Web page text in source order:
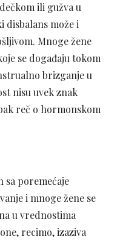
ili gužva u
disbalans može i
Mnoge žene
se događaju tokom
brizganje u
nisu uvek znak
reč o hormonskom
sa poremećaje
i mnoge žene se
u vrednostima
recimo, izaziva